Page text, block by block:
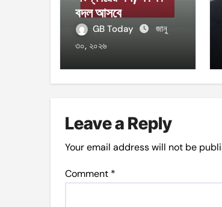
বদল আসবে
GB Today
জানু
৩০, ২০২৬
Leave a Reply
Your email address will not be
Comment *